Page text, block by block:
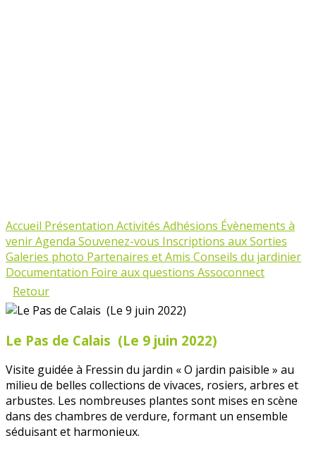
Accueil Présentation Activités Adhésions Évènements à
venirAgenda Souvenez-vous Inscriptions aux Sorties
Galeries photo Partenaires et Amis Conseils du jardinier
Documentation Foire aux questions Assoconnect
Retour
Le Pas de Calais (Le 9 juin 2022)
Visite guidée à Fressin du jardin « O jardin paisible » au
milieu de belles collections de vivaces, rosiers, arbres et
arbustes. Les nombreuses plantes sont mises en scène
dans des chambres de verdure, formant un ensemble
séduisant et harmonieux.